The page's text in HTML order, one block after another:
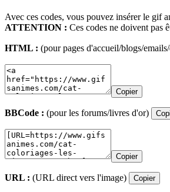
Avec ces codes, vous pouvez insérer le gif
ATTENTION : Ces codes ne doivent pas
HTML : (pour pages d'accueil/blogs/
Copier
BBCode : (pour les forums/livres d'or)
Copier
URL : (URL direct vers l'image) Copier